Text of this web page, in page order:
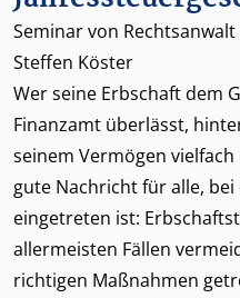
Seminar von
Steffen Köster
Wer seine Erbschaft dem
Finanzamt überlässt,
seinem Vermögen
gute Nachricht für alle,
eingetreten ist:
allermeisten Fällen
richtigen Maßnahmen